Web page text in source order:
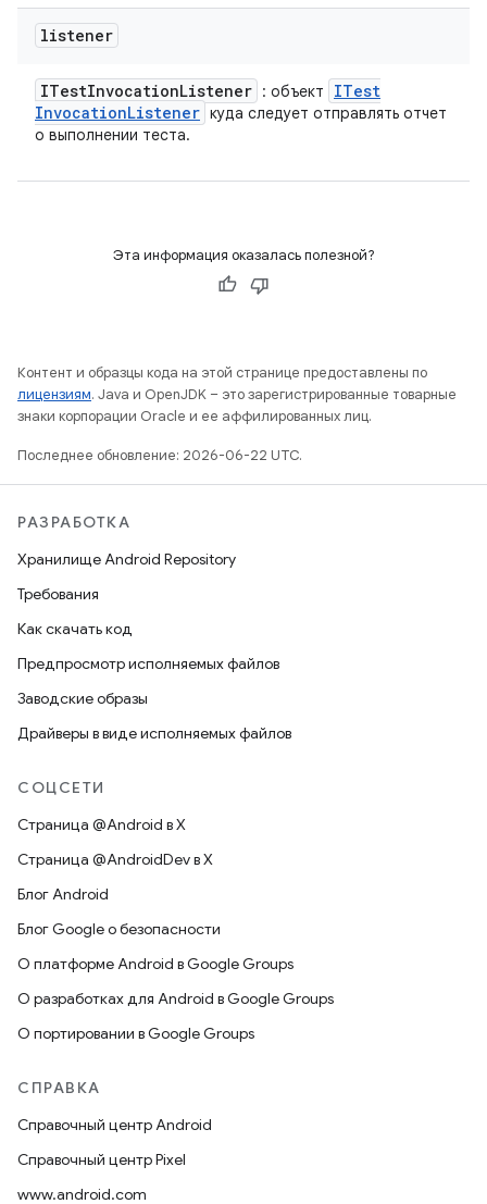
listener
ITestInvocationListener : объект
ITest
InvocationListener куда следует отправлять отчет
о выполнении теста.
Эта информация оказалась полезной?
Контент и образцы кода на этой странице предоставлены по
лицензиям. Java и OpenJDK – это зарегистрированные товарные
знаки корпорации Oracle и ее аффилированных лиц.
Последнее обновление: 2026-06-22 UTC.
РАЗРАБОТКА
Хранилище Android Repository
Требования
Как скачать код
Предпросмотр исполняемых файлов
Заводские образы
Драйверы в виде исполняемых файлов
СОЦСЕТИ
Страница @Android в X
Страница @AndroidDev в X
Блог Android
Блог Google о безопасности
О платформе Android в Google Groups
О разработках для Android в Google Groups
О портировании в Google Groups
СПРАВКА
Справочный центр Android
Справочный центр Pixel
www.android.com